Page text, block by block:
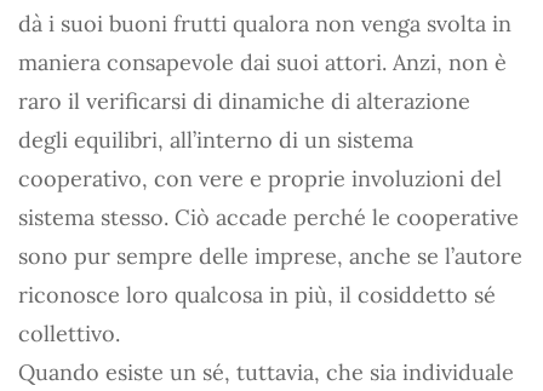
dà i suoi buoni frutti qualora non venga svolta in
maniera consapevole dai suoi attori. Anzi, non è
raro il verificarsi di dinamiche di alterazione
degli equilibri, all’interno di un sistema
cooperativo, con vere e proprie involuzioni del
sistema stesso. Ciò accade perché le cooperative
sono pur sempre delle imprese, anche se l’autore
riconosce loro qualcosa in più, il cosiddetto sé
collettivo.
Quando esiste un sé, tuttavia, che sia individuale